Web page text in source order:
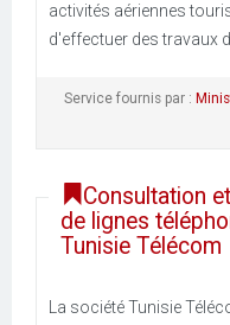
activités aériennes
d'effectuer des travaux
Service fournis par :
Consultation
de lignes
Tunisie Télécom
La société Tunisie